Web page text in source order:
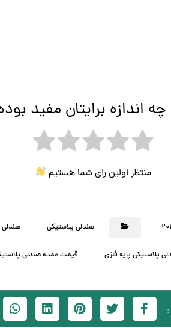
اندازه برایتان مفید
منتظر اولین رای شما هستیم
صندلی پلاستیکی صندلی
پلاستیکی پایه فلزی قیمت عمده صندلی